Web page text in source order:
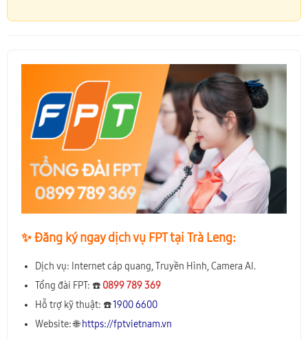
✨️ Đăng ký ngay dịch vụ FPT tại Trà Leng:
Dịch vụ: Internet cáp quang, Truyền Hình, Camera AI.
Tổng đài FPT: ☎️ 0899 789 369
Hỗ trợ kỹ thuật: ☎️1900 6600
Website: 🌐https://fptvietnam.vn